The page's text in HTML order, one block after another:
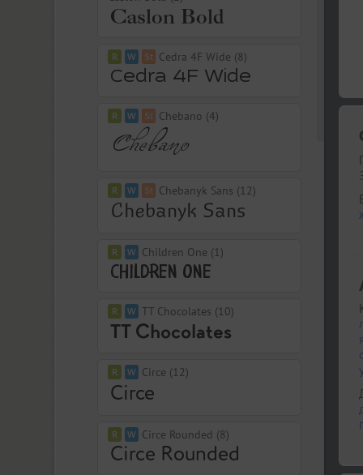
Cedra 4F Wide (8)
Chebano (4)
Chebanyk Sans (12)
Children One (1)
TT Chocolates (10)
Circe (12)
Circe Rounded (8)